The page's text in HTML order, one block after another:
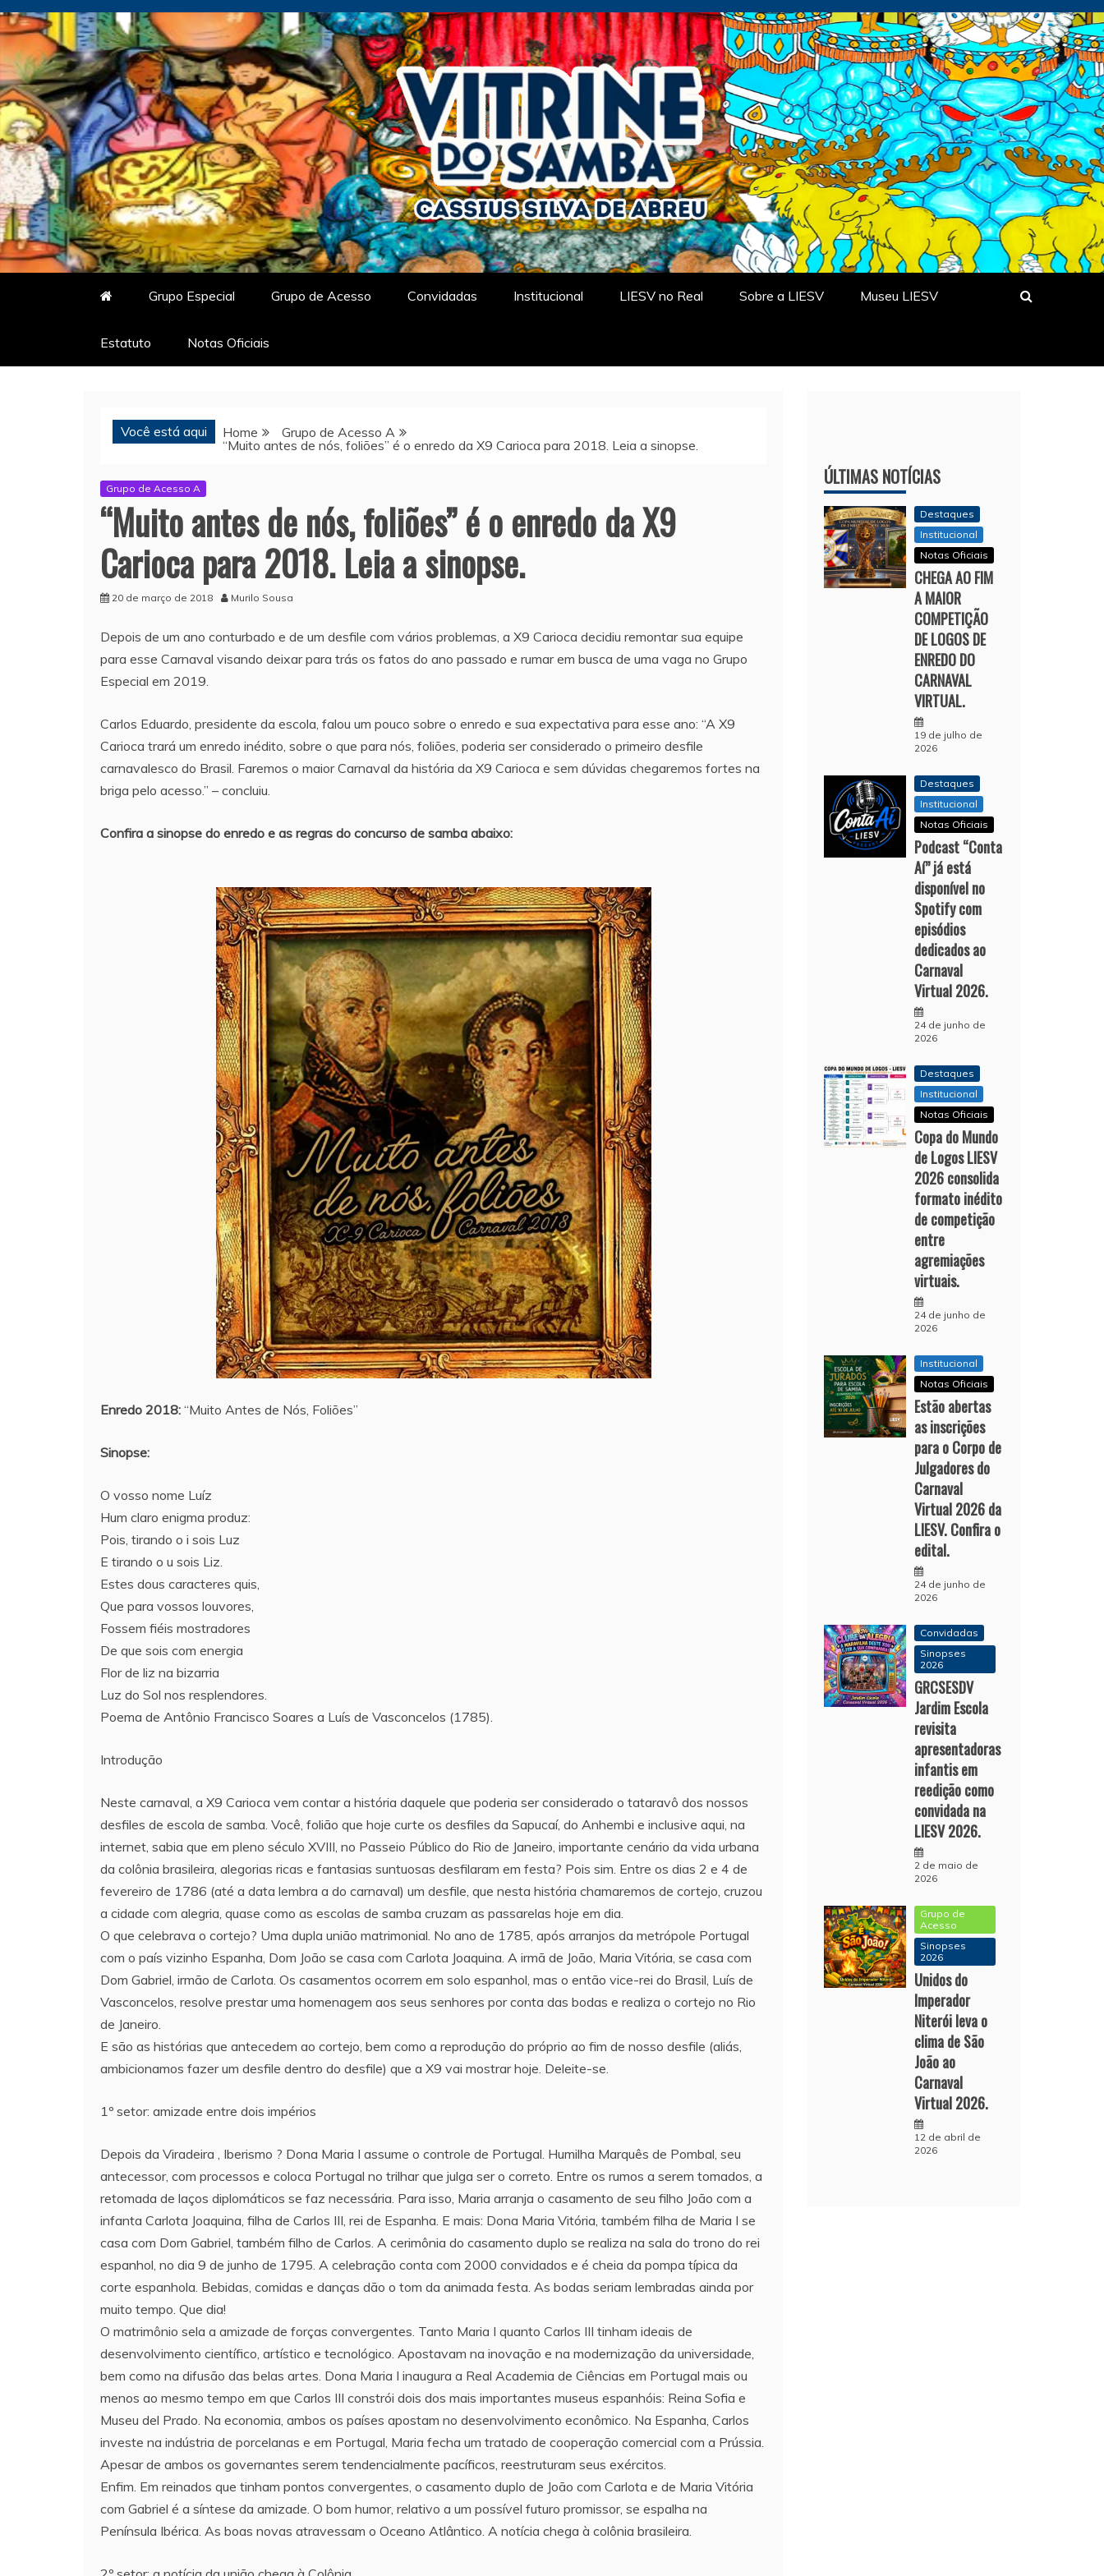
Skip
to
content
Vitrine do Samba
O Portal de Notícias do Carnaval Virtual
Grupo Especial Grupo de Acesso Convidadas Institucional LIESV no Real Sobre a LIESV Museu LIESV
Estatuto Notas Oficiais
Você está aqui Home
Grupo de Acesso A
“Muito antes de nós, foliões” é o enredo da X9 Carioca para 2018. Leia a sinopse.
Grupo de Acesso A
“Muito antes de nós, foliões” é o enredo da X9
Carioca para 2018. Leia a sinopse.
20 de março de 2018 Murilo Sousa
Depois de um ano conturbado e de um desfile com vários problemas, a X9 Carioca decidiu remontar sua equipe
para esse Carnaval visando deixar para trás os fatos do ano passado e rumar em busca de uma vaga no Grupo
Especial em 2019.
Carlos Eduardo, presidente da escola, falou um pouco sobre o enredo e sua expectativa para esse ano: “A X9
Carioca trará um enredo inédito, sobre o que para nós, foliões, poderia ser considerado o primeiro desfile
carnavalesco do Brasil. Faremos o maior Carnaval da história da X9 Carioca e sem dúvidas chegaremos fortes na
briga pelo acesso.” – concluiu.
Confira a sinopse do enredo e as regras do concurso de samba abaixo:
Enredo 2018: “Muito Antes de Nós, Foliões”
Sinopse:
O vosso nome Luíz
Hum claro enigma produz:
Pois, tirando o i sois Luz
E tirando o u sois Liz.
Estes dous caracteres quis,
Que para vossos louvores,
Fossem fiéis mostradores
De que sois com energia
Flor de liz na bizarria
Luz do Sol nos resplendores.
Poema de Antônio Francisco Soares a Luís de Vasconcelos (1785).
Introdução
Neste carnaval, a X9 Carioca vem contar a história daquele que poderia ser considerado o tataravô dos nossos
desfiles de escola de samba. Você, folião que hoje curte os desfiles da Sapucaí, do Anhembi e inclusive aqui, na
internet, sabia que em pleno século XVIII, no Passeio Público do Rio de Janeiro, importante cenário da vida urbana
da colônia brasileira, alegorias ricas e fantasias suntuosas desfilaram em festa? Pois sim. Entre os dias 2 e 4 de
fevereiro de 1786 (até a data lembra a do carnaval) um desfile, que nesta história chamaremos de cortejo, cruzou
a cidade com alegria, quase como as escolas de samba cruzam as passarelas hoje em dia.
O que celebrava o cortejo? Uma dupla união matrimonial. No ano de 1785, após arranjos da metrópole Portugal
com o país vizinho Espanha, Dom João se casa com Carlota Joaquina. A irmã de João, Maria Vitória, se casa com
Dom Gabriel, irmão de Carlota. Os casamentos ocorrem em solo espanhol, mas o então vice-rei do Brasil, Luís de
Vasconcelos, resolve prestar uma homenagem aos seus senhores por conta das bodas e realiza o cortejo no Rio
de Janeiro.
E são as histórias que antecedem ao cortejo, bem como a reprodução do próprio ao fim de nosso desfile (aliás,
ambicionamos fazer um desfile dentro do desfile) que a X9 vai mostrar hoje. Deleite-se.
1º setor: amizade entre dois impérios
Depois da Viradeira , Iberismo ? Dona Maria I assume o controle de Portugal. Humilha Marquês de Pombal, seu
antecessor, com processos e coloca Portugal no trilhar que julga ser o correto. Entre os rumos a serem tomados, a
retomada de laços diplomáticos se faz necessária. Para isso, Maria arranja o casamento de seu filho João com a
infanta Carlota Joaquina, filha de Carlos III, rei de Espanha. E mais: Dona Maria Vitória, também filha de Maria I se
casa com Dom Gabriel, também filho de Carlos. A cerimônia do casamento duplo se realiza na sala do trono do rei
espanhol, no dia 9 de junho de 1795. A celebração conta com 2000 convidados e é cheia da pompa típica da
corte espanhola. Bebidas, comidas e danças dão o tom da animada festa. As bodas seriam lembradas ainda por
muito tempo. Que dia!
O matrimônio sela a amizade de forças convergentes. Tanto Maria I quanto Carlos III tinham ideais de
desenvolvimento científico, artístico e tecnológico. Apostavam na inovação e na modernização da universidade,
bem como na difusão das belas artes. Dona Maria I inaugura a Real Academia de Ciências em Portugal mais ou
menos ao mesmo tempo em que Carlos III constrói dois dos mais importantes museus espanhóis: Reina Sofia e
Museu del Prado. Na economia, ambos os países apostam no desenvolvimento econômico. Na Espanha, Carlos
investe na indústria de porcelanas e em Portugal, Maria fecha um tratado de cooperação comercial com a Prússia.
Apesar de ambos os governantes serem tendencialmente pacíficos, reestruturam seus exércitos.
Enfim. Em reinados que tinham pontos convergentes, o casamento duplo de João com Carlota e de Maria Vitória
com Gabriel é a síntese da amizade. O bom humor, relativo a um possível futuro promissor, se espalha na
Península Ibérica. As boas novas atravessam o Oceano Atlântico. A notícia chega à colônia brasileira.
ÚLTIMAS NOTÍCIAS
Destaques
Institucional
Notas Oficiais
CHEGA AO FIM
A MAIOR
COMPETIÇÃO
DE LOGOS DE
ENREDO DO
CARNAVAL
VIRTUAL.
19 de julho de
2026
Destaques
Institucional
Notas Oficiais
Podcast “Conta
Aí” já está
disponível no
Spotify com
episódios
dedicados ao
Carnaval
Virtual 2026.
24 de junho de
2026
Destaques
Institucional
Notas Oficiais
Copa do Mundo
de Logos LIESV
2026 consolida
formato inédito
de competição
entre
agremiações
virtuais.
24 de junho de
2026
Institucional
Notas Oficiais
Estão abertas
as inscrições
para o Corpo de
Julgadores do
Carnaval
Virtual 2026 da
LIESV. Confira o
edital.
24 de junho de
2026
Convidadas
Sinopses
2026
GRCSESDV
Jardim Escola
revisita
apresentadoras
infantis em
reedição como
convidada na
LIESV 2026.
2 de maio de
2026
Grupo de
Acesso
Sinopses
2026
Unidos do
Imperador
Niterói leva o
clima de São
João ao
Carnaval
Virtual 2026.
12 de abril de
2026